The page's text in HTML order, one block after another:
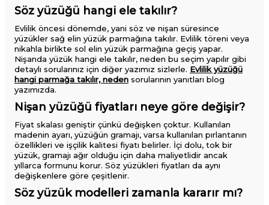
Söz yüzüğü hangi ele takılır?
Evlilik öncesi dönemde, yani söz ve nişan süresince
yüzükler sağ elin yüzük parmağına takılır. Evlilik töreni veya
nikahla birlikte sol elin yüzük parmağına geçiş yapar.
Nişanda yüzük hangi ele takılır​, neden bu seçim yapılır gibi
detaylı sorularınız için diğer yazımız sizlerle. Evlilik yüzüğü
hangi parmağa takılır, neden sorularının yanıtları blog
yazımızda.
Nişan yüzüğü fiyatları neye göre değişir?
Fiyat skalası geniştir çünkü değişken çoktur. Kullanılan
madenin ayarı, yüzüğün gramajı, varsa kullanılan pırlantanın
özellikleri ve işçilik kalitesi fiyatı belirler. İçi dolu, tok bir
yüzük, gramajı ağır olduğu için daha maliyetlidir ancak
yıllarca formunu korur. Söz yüzükleri fiyatları da aynı
değişkenlere göre çeşitlenir.
Söz yüzük modelleri zamanla kararır mı?